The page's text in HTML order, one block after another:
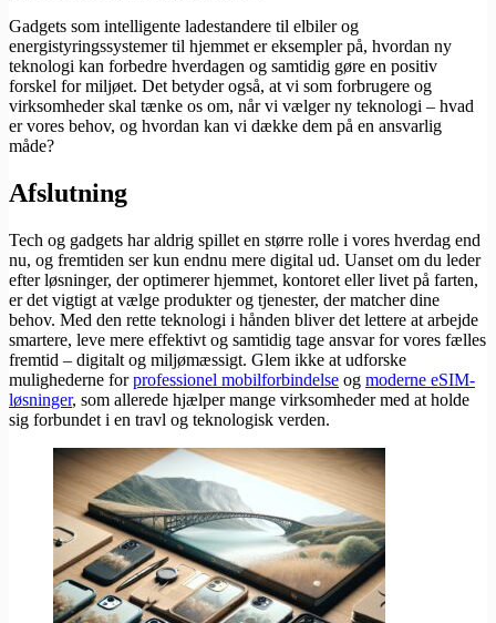
Gadgets som intelligente ladestandere til elbiler og
energistyringssystemer til hjemmet er eksempler på, hvordan ny
teknologi kan forbedre hverdagen og samtidig gøre en positiv
forskel for miljøet. Det betyder også, at vi som forbrugere og
virksomheder skal tænke os om, når vi vælger ny teknologi – hvad
er vores behov, og hvordan kan vi dække dem på en ansvarlig
måde?
Afslutning
Tech og gadgets har aldrig spillet en større rolle i vores hverdag end
nu, og fremtiden ser kun endnu mere digital ud. Uanset om du leder
efter løsninger, der optimerer hjemmet, kontoret eller livet på farten,
er det vigtigt at vælge produkter og tjenester, der matcher dine
behov. Med den rette teknologi i hånden bliver det lettere at arbejde
smartere, leve mere effektivt og samtidig tage ansvar for vores fælles
fremtid – digitalt og miljømæssigt. Glem ikke at udforske
mulighederne forprofessionel mobilforbindelse og moderne eSIM-
løsninger, som allerede hjælper mange virksomheder med at holde
sig forbundet i en travl og teknologisk verden.